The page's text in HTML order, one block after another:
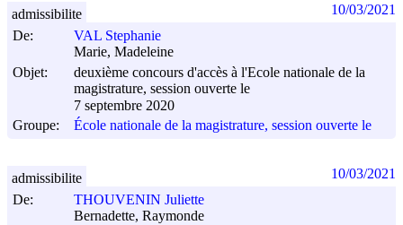
De:
VAL Stephanie
Marie, Madeleine
Objet:
deuxième concours d'accès à l'Ecole nationale de la
magistrature, session ouverte le
7 septembre 2020
Groupe:
École nationale de la magistrature, session ouverte le
admissibilite 10/03/2021
De:
THOUVENIN Juliette
Bernadette, Raymonde
admissibilite 10/03/2021